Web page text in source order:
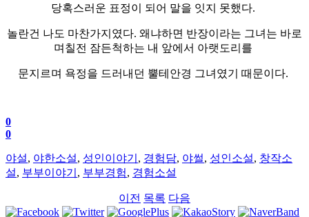
당혹스러운 표정이 되어 말을 잇지 못했다.
놀란건 나도 마찬가지였다. 왜냐하면 반장이라는 그녀는 바로
며칠전 잠든척하는 내 앞에서 아랫도리를
문지르며 욕정을 드러내던 뿔테안경 그녀였기 때문이다.
0
0
야설, 야한소설, 성인이야기 , 경험담, 야썰, 성인소설, 창작소
설, 부부이야기 , 부부경험, 경험소설
이전 목록 다음